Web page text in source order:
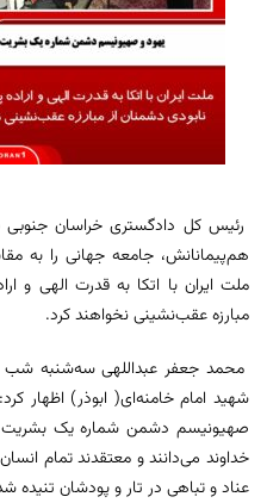
رئیس کل دادگستری خراسان جنوبی
هم‌پیمانانش، جامعه جهانی را به
ملت ایران با اتکا به قدرت الهی و
مبارزه عقب‌نشینی نخواهند کرد.
محمد جعفر عبداللهی سه‌شنبه شب
شهید امام خامنه‌ای( ابوذر) اظهار
صهیونیسم دشمن شماره یک بشریت
خداوند می‌دانند و معتقدند تمام
عناد و تباهی در تار و پودشان تنیده